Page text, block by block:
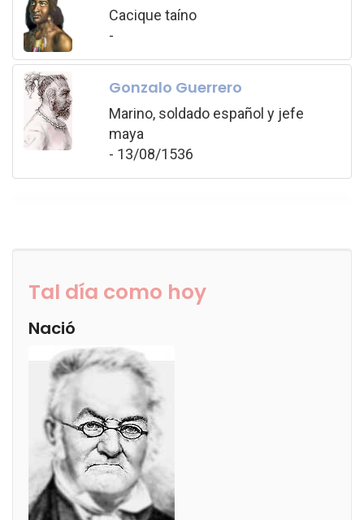
Cacique taíno
-
Gonzalo Guerrero
Marino, soldado español y jefe
maya
- 13/08/1536
Tal día como hoy
Nació